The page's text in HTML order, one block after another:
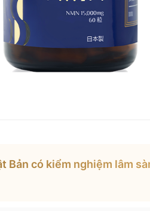
Bản có kiểm nghiệm lâm